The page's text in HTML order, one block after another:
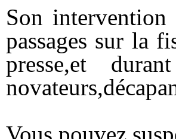
Son
passages sur la
presse,et